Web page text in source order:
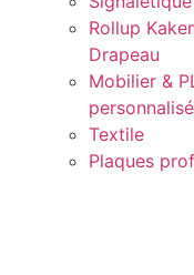
Rollup
Drapeau
Mobilier &
personnalisé
Textile
Plaques